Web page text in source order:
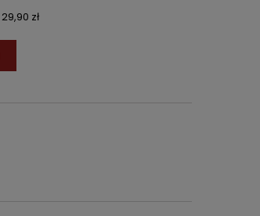
29,90 zł